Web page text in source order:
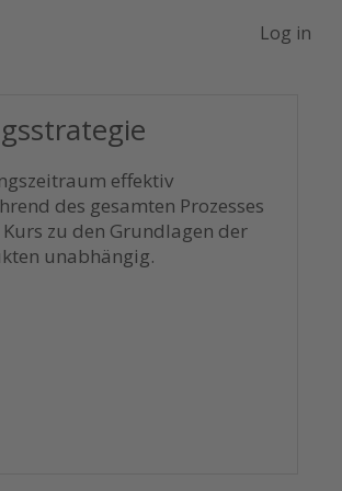
Log in
effektiv
des gesamten Prozesses
zu den Grundlagen der
unabhängig.